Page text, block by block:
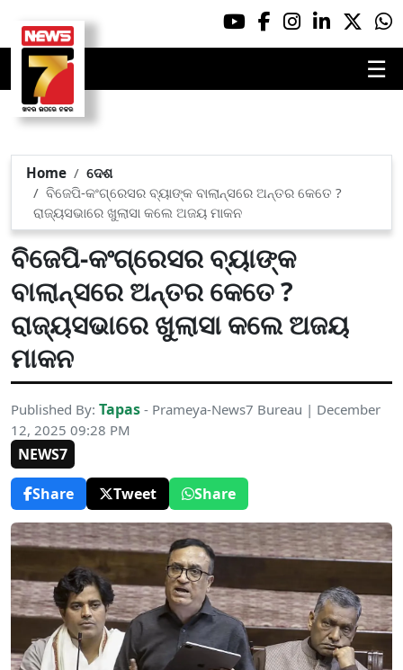
☰
Home
ଦେଶ
ବିଜେପି-କଂଗ୍ରେସର ବ୍ୟାଙ୍କ ବାଲାନ୍ସରେ ଅନ୍ତର କେତେ ?
ରାଜ୍ୟସଭାରେ ଖୁଲାସା କଲେ ଅଜୟ ମାକନ
ବିଜେପି-କଂଗ୍ରେସର ବ୍ୟାଙ୍କ
ବାଲାନ୍ସରେ ଅନ୍ତର କେତେ ?
ରାଜ୍ୟସଭାରେ ଖୁଲାସା କଲେ ଅଜୟ
ମାକନ
Published By: Tapas - Prameya-News7 Bureau | December
12, 2025 09:28 PM
NEWS7
Share
Tweet Share